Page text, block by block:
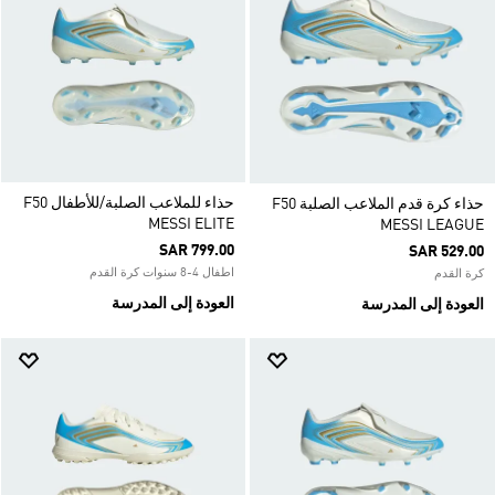
حذاء كرة قدم الملاعب الصلبة F50
MESSI LEAGUE
SAR 529.00
كرة القدم
العودة إلى المدرسة
حذاء للملاعب الصلبة/للأطفال F50
MESSI ELITE
SAR 799.00
اطفال 4-8 سنوات كرة القدم
العودة إلى المدرسة